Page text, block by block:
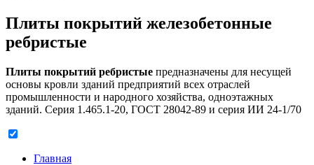
Плиты покрытий железобетонные
ребристые
Плиты покрытий ребристые предназначены для несущей
основы кровли зданий предприятий всех отраслей
промышленности и народного хозяйства, одноэтажных
зданий. Серия 1.465.1-20, ГОСТ 28042-89 и серия ИИ 24-1/70
Главная